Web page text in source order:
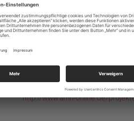
Fliesen-, Platten- und
Ausbaufacharbeiter (Berufe TV)
http://www.amh-online.de/